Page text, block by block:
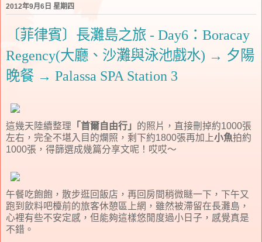
2012年9月6日 星期四
〔菲律賓〕長灘島之旅 - Day6：Boracay
Regency(大廳、沙灘與泳池戲水) → 夕陽
晚餐 → Palassa SPA Station 3
這幾天陸續整理 「首爾自由行」 的照片，直接刪掉約1000張
左右，完全不堪入目的爛照，剩下約1800張再加上小魚拍約
1000張，得篩選成幾篇分享文呢！哎哎～
午餐吃飽飽，散步逛回飯店，再回房間稍微瞇一下，下午又
跑到飲料吧檯前的旅客休憩區上網，雖然被滯留在長灘島，
心裡有些不安定感，但能夠這樣悠閒度過小日子，感覺真是
不錯。